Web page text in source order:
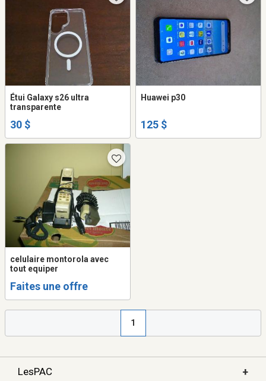
Étui Galaxy s26 ultra
transparente
30 $
Huawei p30
125 $
celulaire montorola avec
tout equiper
Faites une offre
1
LesPAC +